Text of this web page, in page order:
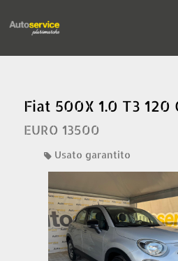
Fiat 500X 1.0 T3 120
EURO 13500
Usato garantito